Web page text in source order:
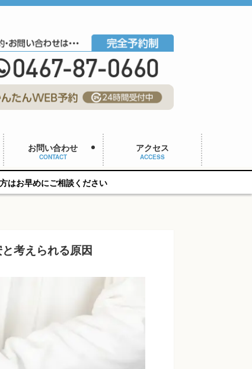
お問い合わせ
CONTACT
アクセス
ACCESS
ください
考えられる原因